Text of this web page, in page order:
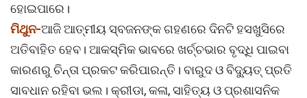
ହୋଇପାରେ।
ମିଥୁନ-ଆଜି ଆତ୍ମୀୟ ସ୍ବଜନଙ୍କ ଗହଣରେ ଦିନଟି ହସଖୁସିରେ
ଅତିବାହିତ ହେବ। ଆକସ୍ମିକ ଭାବରେ ଖର୍ଚ୍ଚଭାର ବୃଦ୍ଧି ପାଇବା
କାରଣରୁ ଚିନ୍ତା ପ୍ରକଟ କରିପାରନ୍ତି। ବାରୁଦ ଓ ବିଦ୍ୟୁତ୍ ପ୍ରତି
ସାବଧାନ ରହିବା ଭଲ। କ୍ରୀଡା, କଳା, ସାହିତ୍ୟ ଓ ପ୍ରଶାସନିକ